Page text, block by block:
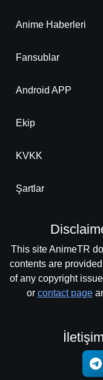
Anime Haberleri
Fansublar
Android APP
Ekip
KVKK
Şartlar
This site AnimeTR
contents are
of any copyright
or contact page